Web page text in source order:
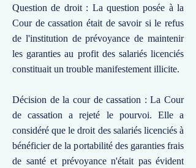
Question de droit : La question posée à la
Cour de cassation était de savoir si le refus
de l'institution de prévoyance de maintenir
les garanties au profit des salariés licenciés
constituait un trouble manifestement illicite.
Décision de la cour de cassation : La Cour
de cassation a rejeté le pourvoi. Elle a
considéré que le droit des salariés licenciés à
bénéficier de la portabilité des garanties frais
de santé et prévoyance n'était pas évident